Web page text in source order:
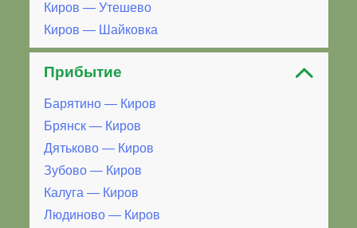
Киров — Утешево
Киров — Шайковка
Прибытие
Барятино — Киров
Брянск — Киров
Дятьково — Киров
Зубово — Киров
Калуга — Киров
Людиново — Киров